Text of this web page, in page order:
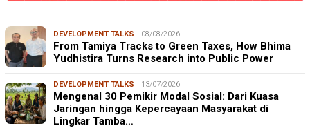
DEVELOPMENT TALKS 08/08/2026
From Tamiya Tracks to Green Taxes, How Bhima
Yudhistira Turns Research into Public Power
DEVELOPMENT TALKS 13/07/2026
Mengenal 30 Pemikir Modal Sosial: Dari Kuasa
Jaringan hingga Kepercayaan Masyarakat di
Lingkar Tamba…